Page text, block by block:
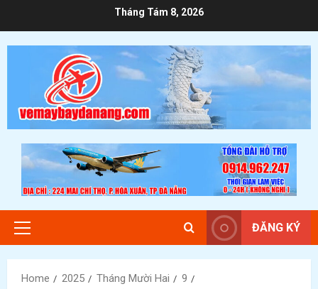
to
content
Tháng Tám 8, 2026
Primary
ĐĂNG KÝ
Home 2025 Tháng Mười Hai
9